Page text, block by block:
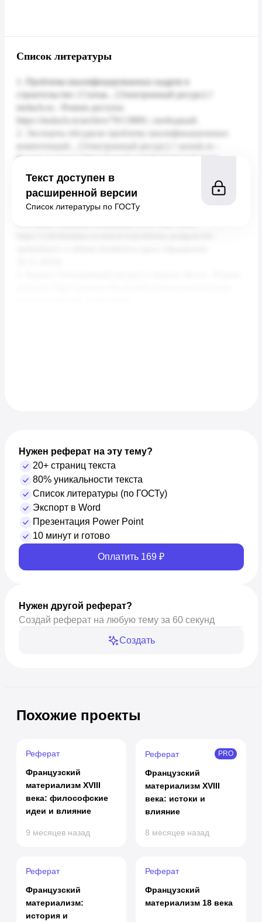
Список литературы
Текст доступен в
расширенной версии
Список литературы по ГОСТу
Нужен реферат на эту тему?
20+ страниц текста
80% уникальности текста
Список литературы (по ГОСТу)
Экспорт в Word
Презентация Power Point
10 минут и готово
Оплатить 169 ₽
Нужен другой реферат?
Создай реферат на любую тему за 60 секунд
Создать
Похожие проекты
Реферат
Французский
материализм XVIII
века: философские
идеи и влияние
9 месяцев назад
Реферат PRO
Французский
материализм XVIII
века: истоки и
влияние
8 месяцев назад
Реферат
Французский
материализм:
история и
Реферат
Французский
материализм 18 века